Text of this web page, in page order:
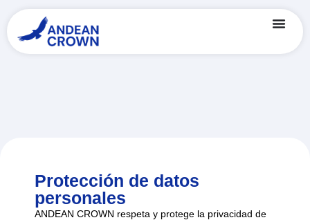
Protección de datos
personales
ANDEAN CROWN respeta y protege la privacidad de